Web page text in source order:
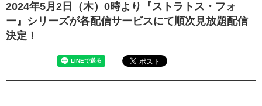
2024年5月2日（木）0時より『ストラトス・フォ
ー』シリーズが各配信サービスにて順次見放題配信
決定！